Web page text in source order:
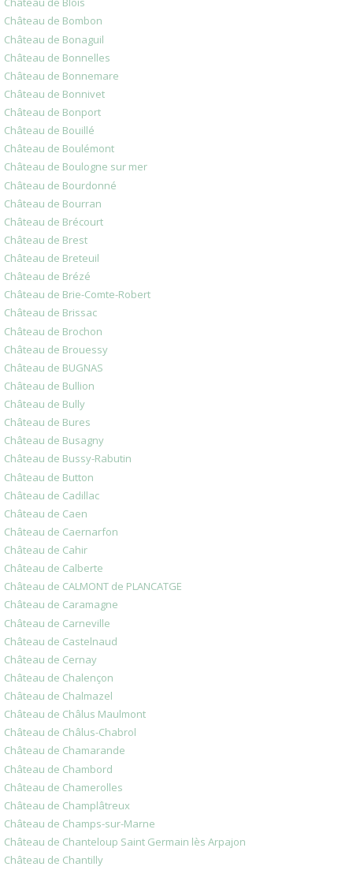
Château de Bombon
Château de Bonaguil
Château de Bonnelles
Château de Bonnemare
Château de Bonnivet
Château de Bonport
Château de Bouillé
Château de Boulémont
Château de Boulogne sur mer
Château de Bourdonné
Château de Bourran
Château de Brécourt
Château de Brest
Château de Breteuil
Château de Brézé
Château de Brie-Comte-Robert
Château de Brissac
Château de Brochon
Château de Brouessy
Château de BUGNAS
Château de Bullion
Château de Bully
Château de Bures
Château de Busagny
Château de Bussy-Rabutin
Château de Button
Château de Cadillac
Château de Caen
Château de Caernarfon
Château de Cahir
Château de Calberte
Château de CALMONT de PLANCATGE
Château de Caramagne
Château de Carneville
Château de Castelnaud
Château de Cernay
Château de Chalençon
Château de Chalmazel
Château de Châlus Maulmont
Château de Châlus-Chabrol
Château de Chamarande
Château de Chambord
Château de Chamerolles
Château de Champlâtreux
Château de Champs-sur-Marne
Château de Chanteloup Saint Germain lès Arpajon
Château de Chantilly